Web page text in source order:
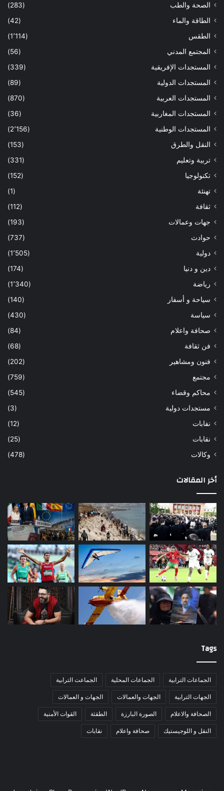
الصحة والطب
(283)
الطاقة والماء
(42)
الطقس
(1٬114)
المجتمع المدني
(56)
المستجدات الإفريقية
(339)
المستجدات الدولية
(89)
المستجدات العربية
(870)
المستجدات المغاربية
(36)
المستجدات الوطنية
(2٬156)
النقل والطرق
(153)
تربية وتعليم
(331)
تكنولوجيا
(152)
تهنئة
(1)
ثقافة
(112)
جهات وعمالات
(193)
حوادث
(737)
دولية
(1٬505)
دين و دنيا
(174)
رياضة
(1٬340)
سياحة و أسفار
(140)
سياسة
(430)
صحافة واعلام
(84)
فن ثقافة
(68)
فنون ومشاهير
(202)
مجتمع
(759)
محاكم وقضاء
(545)
مستجدات دولية
(3)
نفابات
(12)
نقابات
(25)
وكالات
(478)
أخر المقالات
Tags
الجماعات الترابية الجماعات المحلية الجماعت الترابية
الجهات الترابية الجهات والعمالات الجهات و العمالات
الصحافة والاعلام الصورة البارزة الطقثة القوات الأمنية
النقل و اللوجيستيك صحافة واعلام نقابات